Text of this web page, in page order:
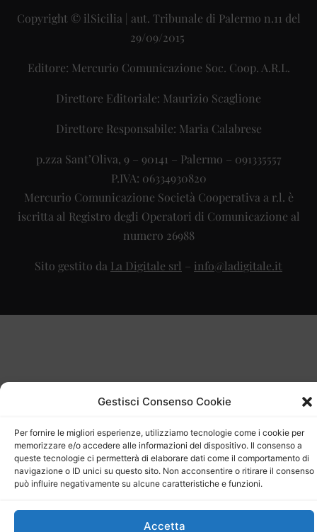
Gestisci Consenso Cookie
Per fornire le migliori esperienze, utilizziamo tecnologie come i cookie per
memorizzare e/o accedere alle informazioni del dispositivo. Il consenso a
queste tecnologie ci permetterà di elaborare dati come il comportamento di
navigazione o ID unici su questo sito. Non acconsentire o ritirare il consenso
può influire negativamente su alcune caratteristiche e funzioni.
Accetta
Copyright © ilSicilia | aut. Tribunale di Palermo n.11 del
29/09/2015
Editore: Mercurio Comunicazione Soc. Coop. A.R.L.
Direttore Editoriale: Maurizio Scaglione
Direttore Responsabile: Maria Calabrese
p.zza Sant’Oliva, 9 – 90141 – Palermo – 091335557
P.IVA: 06334930820
Mercurio Comunicazione Società Cooperativa a r.l. è
iscritta al Registro degli Operatori di Comunicazione al
numero 26988
Sito gestito da La Digitale srl – info@ladigitale.it